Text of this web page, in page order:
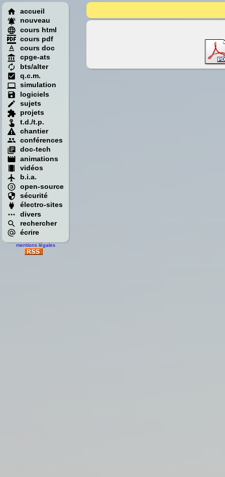
accueil
nouveau
cours html
cours pdf
cours doc
cpge-ats
bts/alter
q.c.m.
simulation
logiciels
sujets
projets
t.d./t.p.
chantier
conférences
doc-tech
animations
vidéos
b.i.a.
open-source
sécurité
électro-sites
divers
rechercher
écrire
mentions légales